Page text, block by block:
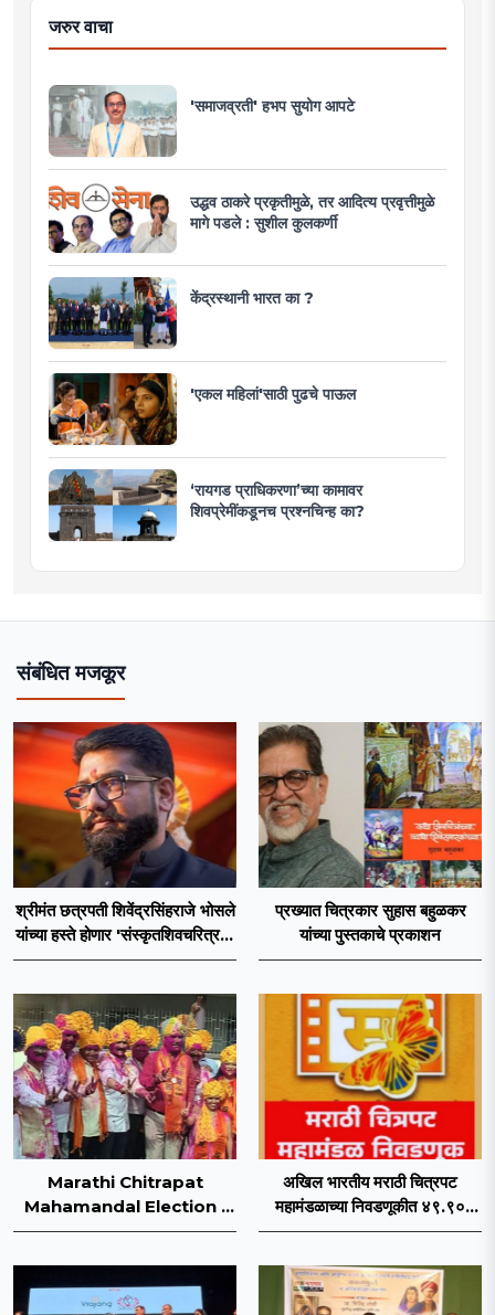
जरुर वाचा
'समाजव्रती' हभप सुयोग आपटे
उद्धव ठाकरे प्रकृतीमुळे, तर आदित्य प्रवृत्तीमुळे
मागे पडले : सुशील कुलकर्णी
केंद्रस्थानी भारत का ?
'एकल महिलां'साठी पुढचे पाऊल
‘रायगड प्राधिकरणा’च्या कामावर
शिवप्रेमींकडूनच प्रश्नचिन्ह का?
संबंधित मजकूर
श्रीमंत छत्रपती शिवेंद्रसिंहराजे भोसले
यांच्या हस्ते होणार 'संस्कृतशिवचरित्र'चे
प्रकाशन
प्रख्यात चित्रकार सुहास बहुळकर
यांच्या पुस्तकाचे प्रकाशन
Marathi Chitrapat
Mahamandal Election :
अखिल भारतीय मराठी चित्रपट
अखिल भारतीय मराठी चित्रपट
महामंडळाच्या निवडणूकीत ४९.९०
टक्के मतदान; अटीतटीच्या लढतीत
संपन्न